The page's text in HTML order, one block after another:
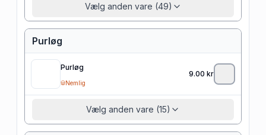
Vælg anden vare (49)
Purløg
Purløg
Nemlig
9.00 kr
Vælg anden vare (15)